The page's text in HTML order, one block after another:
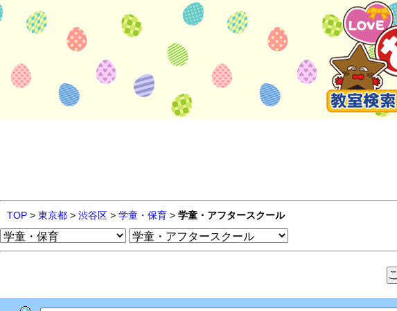
TOP > 東京都 > 渋谷区 > 学童・保育 > 学童・アフタースクール